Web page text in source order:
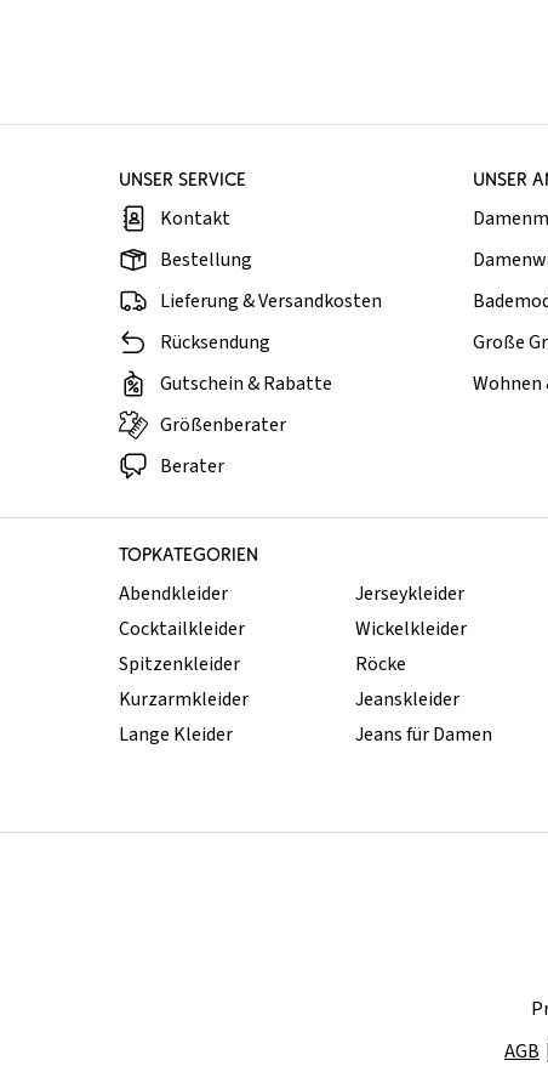
UNSER SERVICE
Kontakt
Bestellung
Lieferung & Versandkosten
Rücksendung
Gutschein & Rabatte
Größenberater
Berater
UNSER
Große
Wohnen
TOPKATEGORIEN
Abendkleider
Cocktailkleider
Spitzenkleider
Kurzarmkleider
Lange Kleider
Jerseykleider
Wickelkleider
Röcke
Jeanskleider
Jeans für Damen
AGB